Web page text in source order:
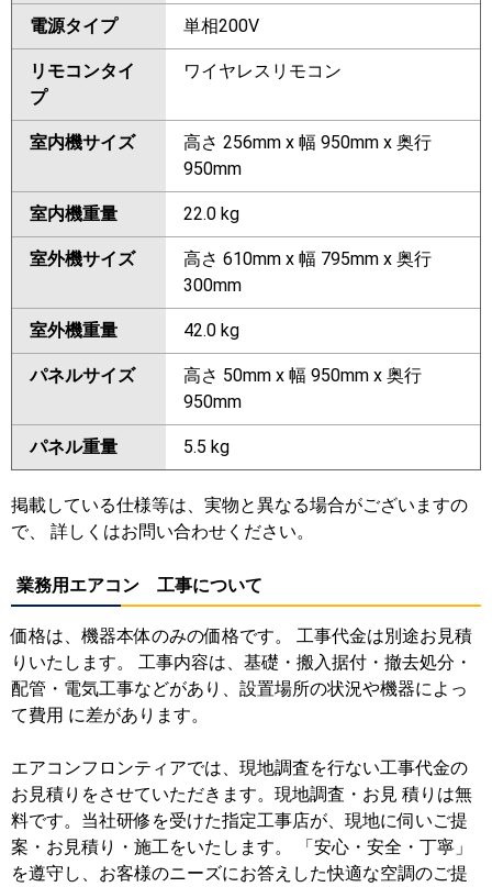
電源タイプ 単相200V
リモコンタイ
プ
ワイヤレスリモコン
室内機サイズ
高さ 256mm x 幅 950mm x 奥行
950mm
室内機重量 22.0 kg
室外機サイズ
高さ 610mm x 幅 795mm x 奥行
300mm
室外機重量 42.0 kg
パネルサイズ
高さ 50mm x 幅 950mm x 奥行
950mm
パネル重量 5.5 kg
掲載している仕様等は、実物と異なる場合がございますの
で、 詳しくはお問い合わせください。
業務用エアコン 工事について
価格は、機器本体のみの価格です。 工事代金は別途お見積
りいたします。 工事内容は、基礎・搬入据付・撤去処分・
配管・電気工事などがあり、設置場所の状況や機器によっ
て費用 に差があります。
エアコンフロンティアでは、現地調査を行ない工事代金の
お見積りをさせていただきます。現地調査・お見 積りは無
料です。当社研修を受けた指定工事店が、現地に伺いご提
案・お見積り・施工をいたします。 「安心・安全・丁寧」
を遵守し、お客様のニーズにお答えした快適な空調のご提